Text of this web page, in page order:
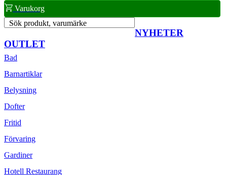
Varukorg
Sök produkt, varumärke
NYHETER
OUTLET
Bad
Barnartiklar
Belysning
Dofter
Fritid
Förvaring
Gardiner
Hotell Restaurang